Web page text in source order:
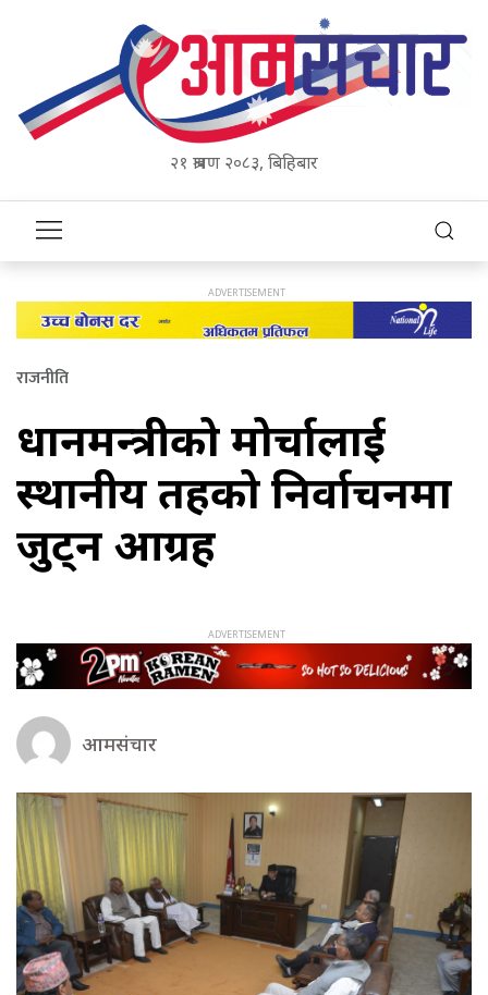
२१ श्रावण २०८३, बिहिबार
राजनीति
प्रधानमन्त्रीको मोर्चालाई
स्थानीय तहको निर्वाचनमा
जुट्न आग्रह
आमसंचार